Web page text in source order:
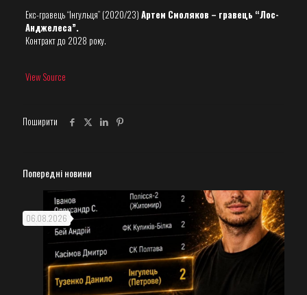
Екс-гравець “Інгульця” (2020/23) Артем Смоляков – гравець “Лос-
Анджелеса”.
Контракт до 2028 року.
View Source
Поширити
Попередні новини
06.08.2026